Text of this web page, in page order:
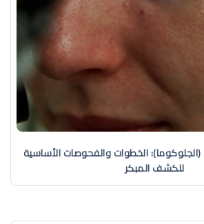
الخطوات والفحوصات الأساسية
للكشف المبكر